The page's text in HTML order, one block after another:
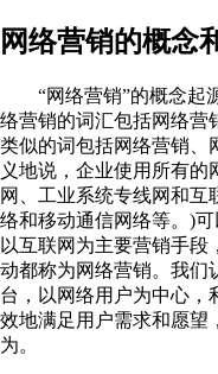
网络营销的概念
“网络营销”的概念起源
络营销的词汇包括网络营
类似的词包括网络营销、
义地说，企业使用所有的
网、工业系统专线网和互
络和移动通信网络等。)
以互联网为主要营销手
动都称为网络营销。我们
台，以网络用户为中心，
效地满足用户需求和愿望
为。